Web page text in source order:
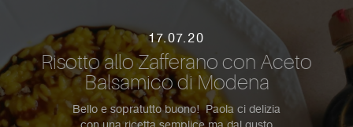
17.07.20
Risotto allo Zafferano con Aceto
Balsamico di Modena
Bello e sopratutto buono! Paola ci delizia